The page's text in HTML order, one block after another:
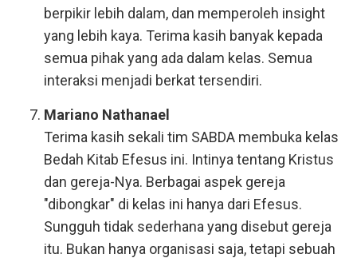
berpikir lebih dalam, dan memperoleh insight
yang lebih kaya. Terima kasih banyak kepada
semua pihak yang ada dalam kelas. Semua
interaksi menjadi berkat tersendiri.
Mariano Nathanael
Terima kasih sekali tim SABDA membuka kelas
Bedah Kitab Efesus ini. Intinya tentang Kristus
dan gereja-Nya. Berbagai aspek gereja
"dibongkar" di kelas ini hanya dari Efesus.
Sungguh tidak sederhana yang disebut gereja
itu. Bukan hanya organisasi saja, tetapi sebuah